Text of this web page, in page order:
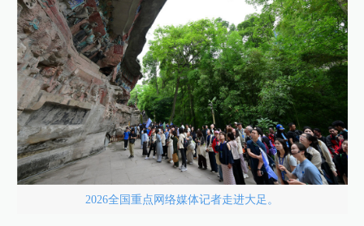
2026全国重点网络媒体记者走进大足。